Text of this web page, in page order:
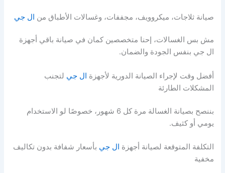
صيانة ثلاجات، ميكروويف، مجففات، وغسالات الأطباق من ال جي
مش بس الغسالات، إحنا متخصصين كمان في صيانة باقي أجهزة
ال جي بنفس الجودة والضمان.
أفضل وقت لإجراء الصيانة الدورية لأجهزة ال جي لتجنب
المشكلات الطارئة
بننصح بصيانة الغسالة مرة كل 6 شهور، خصوصًا لو الاستخدام
يومي أو كثيف.
التكلفة المتوقعة لصيانة أجهزة ال جي بأسعار شفافة بدون تكاليف
مخفية